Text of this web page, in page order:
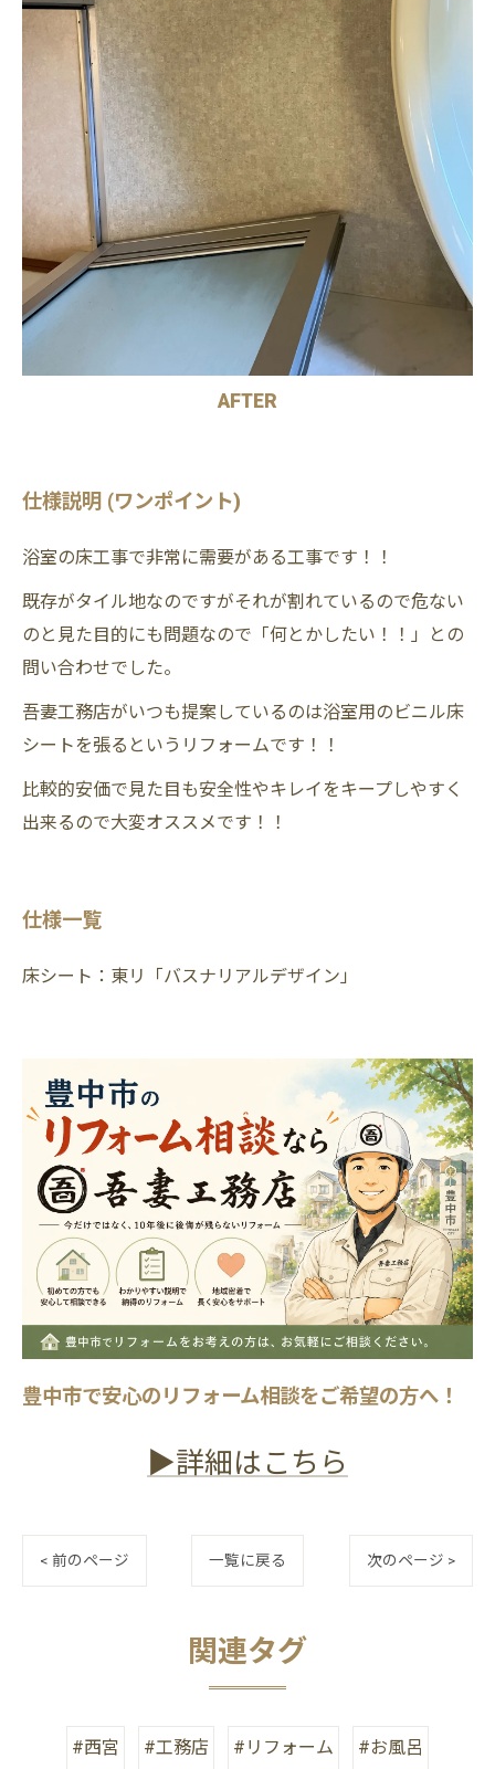
AFTER
仕様説明 (ワンポイント)
浴室の床工事で非常に需要がある工事です！！
既存がタイル地なのですがそれが割れているので危ない
のと見た目的にも問題なので「何とかしたい！！」との
問い合わせでした。
吾妻工務店がいつも提案しているのは浴室用のビニル床
シートを張るというリフォームです！！
比較的安価で見た目も安全性やキレイをキープしやすく
出来るので大変オススメです！！
仕様一覧
床シート：東リ「バスナリアルデザイン」
豊中市で安心のリフォーム相談をご希望の方へ！
▶詳細はこちら
< 前のページ 一覧に戻る 次のページ >
関連タグ
#西宮 #工務店 #リフォーム #お風呂